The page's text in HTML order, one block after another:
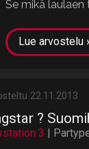
Se mikä laulaen
Lue arvostelu
22.11.2013
?
3
|